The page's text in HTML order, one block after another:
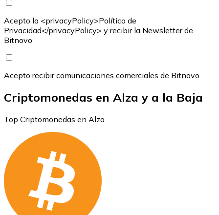
Acepto la <privacyPolicy>Política de
Privacidad</privacyPolicy> y recibir la Newsletter de
Bitnovo
Acepto recibir comunicaciones comerciales de Bitnovo
Criptomonedas en Alza y a la Baja
Top Criptomonedas en Alza